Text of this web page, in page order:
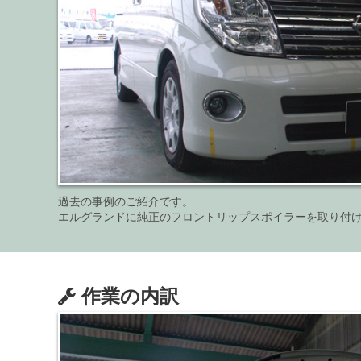
過去の事例のご紹介です。
エルグランドに純正のフロントリップスポイラーを取り付
作業の内訳